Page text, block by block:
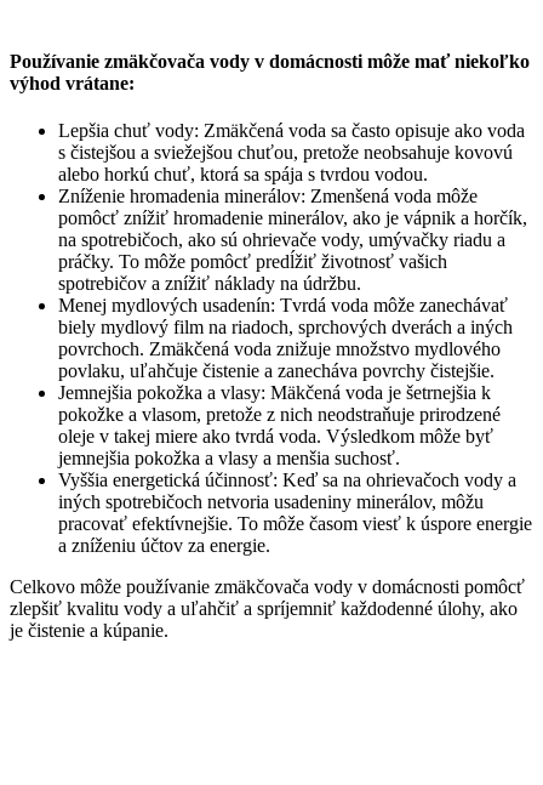
Používanie zmäkčovača vody v domácnosti môže mať niekoľko
výhod vrátane:
Lepšia chuť vody: Zmäkčená voda sa často opisuje ako voda
s čistejšou a sviežejšou chuťou, pretože neobsahuje kovovú
alebo horkú chuť, ktorá sa spája s tvrdou vodou.
Zníženie hromadenia minerálov: Zmenšená voda môže
pomôcť znížiť hromadenie minerálov, ako je vápnik a horčík,
na spotrebičoch, ako sú ohrievače vody, umývačky riadu a
práčky. To môže pomôcť predĺžiť životnosť vašich
spotrebičov a znížiť náklady na údržbu.
Menej mydlových usadenín: Tvrdá voda môže zanechávať
biely mydlový film na riadoch, sprchových dverách a iných
povrchoch. Zmäkčená voda znižuje množstvo mydlového
povlaku, uľahčuje čistenie a zanecháva povrchy čistejšie.
Jemnejšia pokožka a vlasy: Mäkčená voda je šetrnejšia k
pokožke a vlasom, pretože z nich neodstraňuje prirodzené
oleje v takej miere ako tvrdá voda. Výsledkom môže byť
jemnejšia pokožka a vlasy a menšia suchosť.
Vyššia energetická účinnosť: Keď sa na ohrievačoch vody a
iných spotrebičoch netvoria usadeniny minerálov, môžu
pracovať efektívnejšie. To môže časom viesť k úspore energie
a zníženiu účtov za energie.
Celkovo môže používanie zmäkčovača vody v domácnosti pomôcť
zlepšiť kvalitu vody a uľahčiť a spríjemniť každodenné úlohy, ako
je čistenie a kúpanie.